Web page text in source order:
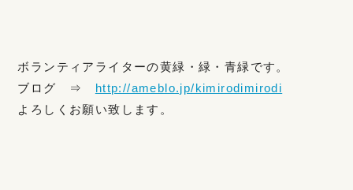
ボランティアライターの黄緑・緑・青緑です。
ブログ ⇒ http://ameblo.jp/kimirodimirodi
よろしくお願い致します。